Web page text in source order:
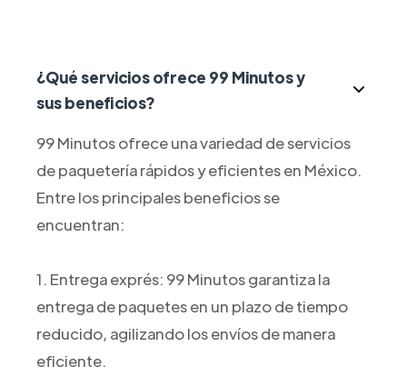
¿Qué servicios ofrece 99 Minutos y
sus beneficios?
99 Minutos ofrece una variedad de servicios
de paquetería rápidos y eficientes en México.
Entre los principales beneficios se
encuentran:
1. Entrega exprés: 99 Minutos garantiza la
entrega de paquetes en un plazo de tiempo
reducido, agilizando los envíos de manera
eficiente.